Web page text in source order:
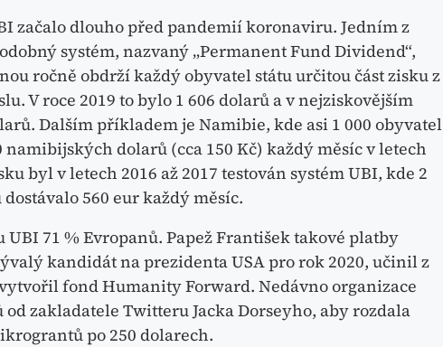
začalo dlouho před pandemií koronaviru. Jedním z
systém, nazvaný „Permanent Fund Dividend“,
ročně obdrží každý obyvatel státu určitou část zisku z
V roce 2019 to bylo 1 606 dolarů a v nejziskovějším
Dalším příkladem je Namibie, kde asi 1 000 obyvatel
namibijských dolarů (cca 150 Kč) každý měsíc v letech
byl v letech 2016 až 2017 testován systém UBI, kde 2
560 eur každý měsíc.
71 % Evropanů. Papež František takové platby
kandidát na prezidenta USA pro rok 2020, učinil z
fond Humanity Forward. Nedávno organizace
zakladatele Twitteru Jacka Dorseyho, aby rozdala
po 250 dolarech.